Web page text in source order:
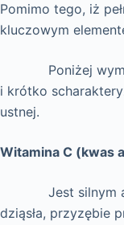
Pomimo tego, iż
kluczowym
Poniżej
i krótko
ustnej.
Witamina C (kwas
Jest silnym
dziąsła, przyzębie